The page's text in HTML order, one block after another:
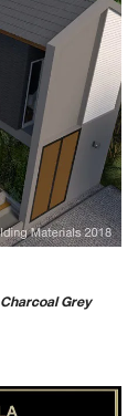
Charcoal Grey